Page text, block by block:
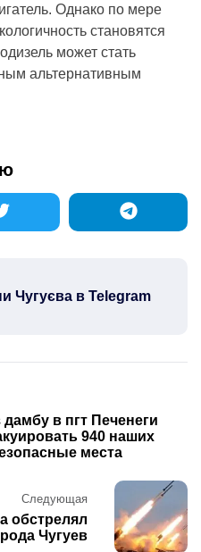
Однако по мере
становятся
может стать
альтернативным
Чугуєва в Telegram
дамбу в пгт Печенеги
940 наших
места
Следующая
обстрелял
Чугуев